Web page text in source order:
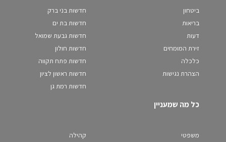
ביטחון
בריאות
דעות
זירת המומחים
כלכלה
הצהרת נגישות
חדשות בני ברק
חדשות בת ים
חדשות גבעת שמואל
חדשות חולון
חדשות פתח תקווה
חדשות ראשון לציון
חדשות רמת גן
כל מה שמעניין
משפטי
קהילה